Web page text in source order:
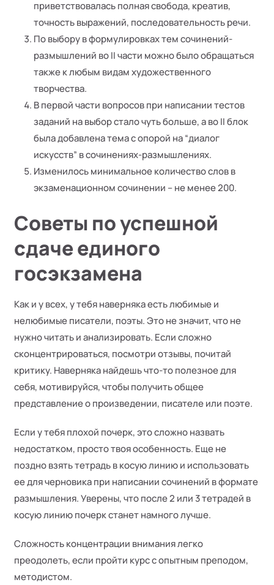
приветствовалась полная свобода, креатив,
точность выражений, последовательность речи.
По выбору в формулировках тем сочинений-
размышлений во II части можно было обращаться
также к любым видам художественного
творчества.
В первой части вопросов при написании тестов
заданий на выбор стало чуть больше, а во II блок
была добавлена тема с опорой на “диалог
искусств” в сочинениях-размышлениях.
Изменилось минимальное количество слов в
экзаменационном сочинении – не менее 200.
Советы по успешной
сдаче единого
госэкзамена
Как и у всех, у тебя наверняка есть любимые и
нелюбимые писатели, поэты. Это не значит, что не
нужно читать и анализировать. Если сложно
сконцентрироваться, посмотри отзывы, почитай
критику. Наверняка найдешь что-то полезное для
себя, мотивируйся, чтобы получить общее
представление о произведении, писателе или поэте.
Если у тебя плохой почерк, это сложно назвать
недостатком, просто твоя особенность. Еще не
поздно взять тетрадь в косую линию и использовать
ее для черновика при написании сочинений в формате
размышления. Уверены, что после 2 или 3 тетрадей в
косую линию почерк станет намного лучше.
Сложность концентрации внимания легко
преодолеть, если пройти курс с опытным преподом,
методистом.